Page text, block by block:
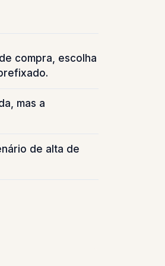
compra, escolha
mas a
de alta de